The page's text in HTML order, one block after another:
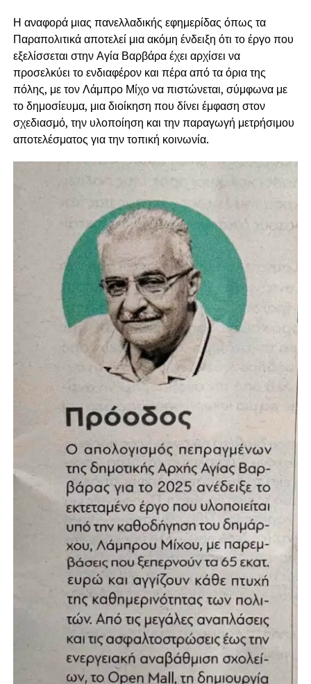
Η αναφορά μιας πανελλαδικής εφημερίδας όπως τα
Παραπολιτικά αποτελεί μια ακόμη ένδειξη ότι το έργο που
εξελίσσεται στην Αγία Βαρβάρα έχει αρχίσει να
προσελκύει το ενδιαφέρον και πέρα από τα όρια της
πόλης, με τον Λάμπρο Μίχο να πιστώνεται, σύμφωνα με
το δημοσίευμα, μια διοίκηση που δίνει έμφαση στον
σχεδιασμό, την υλοποίηση και την παραγωγή μετρήσιμου
αποτελέσματος για την τοπική κοινωνία.